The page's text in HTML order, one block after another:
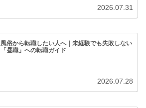
2026.07.31
風俗から転職したい人へ｜未経験でも失敗しない
「昼職」への転職ガイド
2026.07.28